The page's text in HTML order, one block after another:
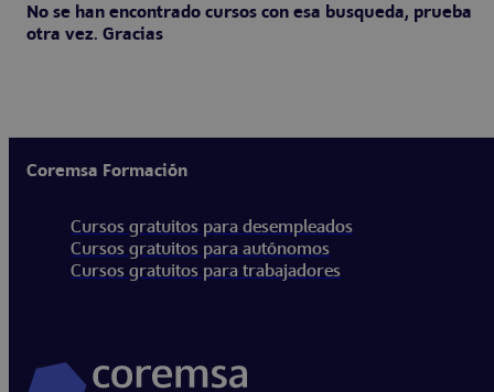
No se han encontrado cursos con esa busqueda, prueba
otra vez. Gracias
Coremsa Formación
Cursos gratuitos para desempleados
Cursos gratuitos para autónomos
Cursos gratuitos para trabajadores